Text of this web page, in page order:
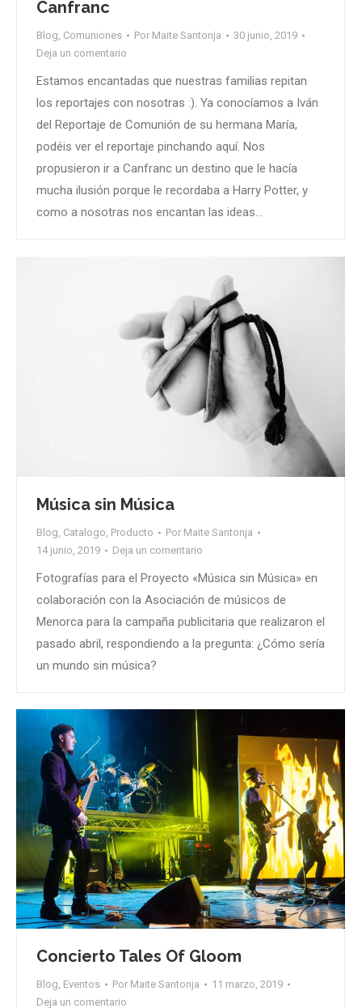
Canfranc
Blog, Comuniones Por Maite Santonja
30 junio, 2019
Deja un comentario
Estamos encantadas que nuestras familias repitan
los reportajes con nosotras :). Ya conocíamos a Iván
del Reportaje de Comunión de su hermana María,
podéis ver el reportaje pinchando aquí. Nos
propusieron ir a Canfranc un destino que le hacía
mucha ilusión porque le recordaba a Harry Potter, y
como a nosotras nos encantan las ideas…
Música sin Música
Blog Catalogo Producto Por Maite Santonja
14 junio, 2019
Deja un comentario
Fotografías para el Proyecto «Música sin Música» en
colaboración con la Asociación de músicos de
Menorca para la campaña publicitaria que realizaron el
pasado abril, respondiendo a la pregunta: ¿Cómo sería
un mundo sin música?
Concierto Tales Of Gloom
Blog, Eventos Por Maite Santonja
11 marzo, 2019
Deja un comentario